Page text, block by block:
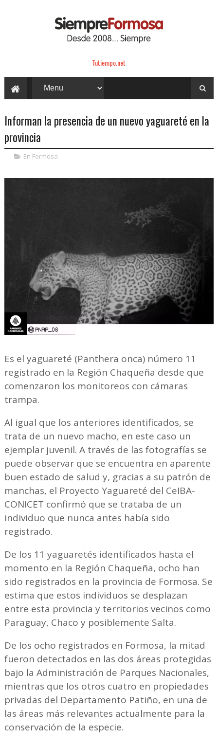
Tutiempo.net
Informan la presencia de un nuevo yaguareté en la
provincia
En Formosa
Es el yaguareté (Panthera onca) número 11
registrado en la Región Chaqueña desde que
comenzaron los monitoreos con cámaras
trampa.
Al igual que los anteriores identificados, se
trata de un nuevo macho, en este caso un
ejemplar juvenil. A través de las fotografías se
puede observar que se encuentra en aparente
buen estado de salud y, gracias a su patrón de
manchas, el Proyecto Yaguareté del CeIBA-
CONICET confirmó que se trataba de un
individuo que nunca antes había sido
registrado.
De los 11 yaguaretés identificados hasta el
momento en la Región Chaqueña, ocho han
sido registrados en la provincia de Formosa. Se
estima que estos individuos se desplazan
entre esta provincia y territorios vecinos como
Paraguay, Chaco y posiblemente Salta.
De los ocho registrados en Formosa, la mitad
fueron detectados en las dos áreas protegidas
bajo la Administración de Parques Nacionales,
mientras que los otros cuatro en propiedades
privadas del Departamento Patiño, en una de
las áreas más relevantes actualmente para la
conservación de la especie.